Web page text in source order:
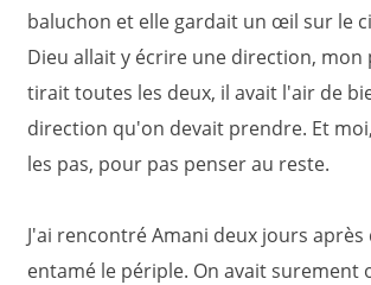
baluchon et elle gardait un œil sur le
Dieu allait y écrire une direction, mon
tirait toutes les deux, il avait l'air de
direction qu'on devait prendre. Et
les pas, pour pas penser au reste.
J'ai rencontré Amani deux jours
entamé le périple. On avait surement